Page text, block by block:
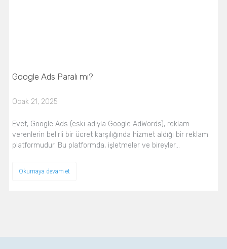
Google Ads Paralı mı?
Ocak 21, 2025
Evet, Google Ads (eski adıyla Google AdWords), reklam
verenlerin belirli bir ücret karşılığında hizmet aldığı bir reklam
platformudur. Bu platformda, işletmeler ve bireyler…
Okumaya devam et